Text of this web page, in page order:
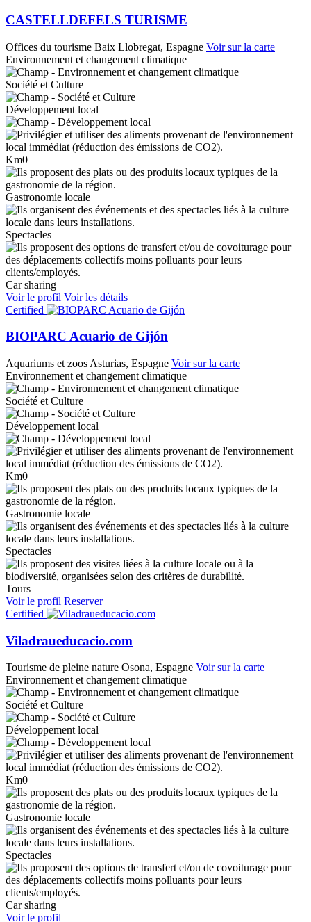
CASTELLDEFELS TURISME
Offices du tourisme Baix Llobregat, Espagne Voir sur la carte
Environnement et changement climatique
Société et Culture
Développement local
Km0
Gastronomie locale
Spectacles
Car sharing
Voir le profil Voir les détails
Certified
BIOPARC Acuario de Gijón
Aquariums et zoos Asturias, Espagne Voir sur la carte
Environnement et changement climatique
Société et Culture
Développement local
Km0
Gastronomie locale
Spectacles
Tours
Voir le profil Reserver
Certified
Viladraueducacio.com
Tourisme de pleine nature Osona, Espagne Voir sur la carte
Environnement et changement climatique
Société et Culture
Développement local
Km0
Gastronomie locale
Spectacles
Car sharing
Voir le profil